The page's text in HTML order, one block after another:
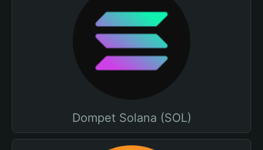
Dompet Solana (SOL)